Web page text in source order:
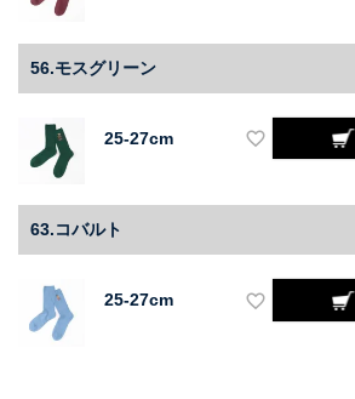
56.モスグリーン
25-27cm
63.コバルト
25-27cm